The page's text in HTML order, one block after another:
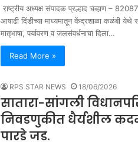
राष्ट्रीय अध्यक्ष संपादक प्रल्हाद चव्हाण –
आषाढी दिंडीच्या माध्यमातून केंद्रशाळा कळंबी येथे
मातृभाषा, पर्यावरण व जलसंवर्धनाचा दिला…
Read More »
RPS STAR NEWS 18/06/2026
सातारा-सांगली
निवडणुकीत धैर्यशील
पारडे जड.